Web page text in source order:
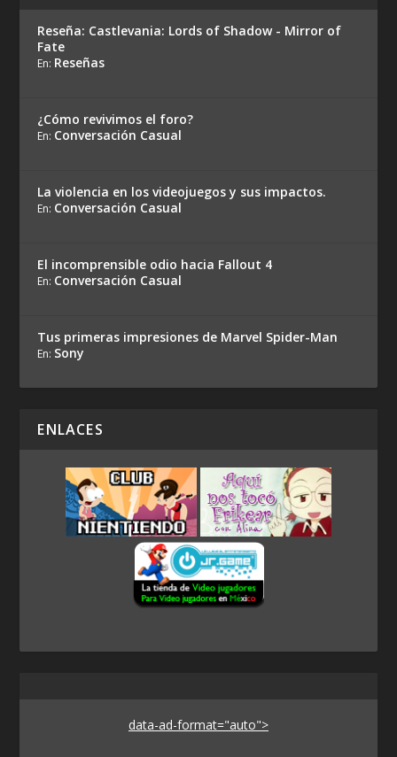
Reseña: Castlevania: Lords of Shadow - Mirror of
Fate
En: Reseñas
¿Cómo revivimos el foro?
En: Conversación Casual
La violencia en los videojuegos y sus impactos.
En: Conversación Casual
El incomprensible odio hacia Fallout 4
En: Conversación Casual
Tus primeras impresiones de Marvel Spider-Man
En: Sony
ENLACES
data-ad-format="auto">